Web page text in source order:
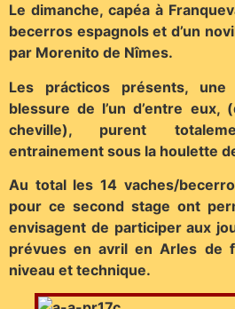
Le dimanche, capéa à
becerros espagnols et d’un
par Morenito de Nîmes.
Les prácticos présents,
blessure de l’un d’entre eux,
cheville), purent
entrainement sous la houlette
Au total les 14 vaches/
pour ce second stage ont
envisagent de participer aux
prévues en avril en Arles de
niveau et technique.